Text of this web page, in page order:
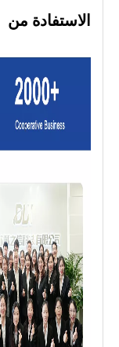
الاستفادة من